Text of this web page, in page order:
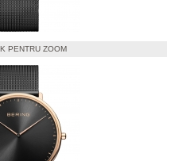
PENTRU ZOOM